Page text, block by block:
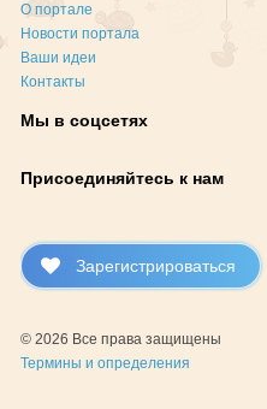
О портале
Новости портала
Ваши идеи
Контакты
Мы в соцсетях
Присоединяйтесь к нам
Зарегистрироваться
© 2026 Все права защищены
Термины и определения